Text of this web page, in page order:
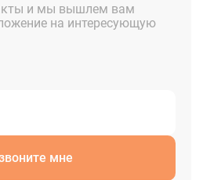
и мы вышлем вам
на интересующую
мне